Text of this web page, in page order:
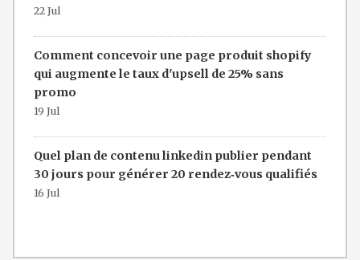
22 Jul
Comment concevoir une page produit shopify
qui augmente le taux d'upsell de 25% sans
promo
19 Jul
Quel plan de contenu linkedin publier pendant
30 jours pour générer 20 rendez‑vous qualifiés
16 Jul